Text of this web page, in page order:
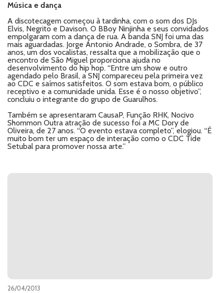
Música e dança
A discotecagem começou à tardinha, com o som dos DJs
Elvis, Negrito e Davison. O BBoy Ninjinha e seus convidados
empolgaram com a dança de rua. A banda SNJ foi uma das
mais aguardadas. Jorge Antonio Andrade, o Sombra, de 37
anos, um dos vocalistas, ressalta que a mobilização que o
encontro de São Miguel proporciona ajuda no
desenvolvimento do hip hop. “Entre um show e outro
agendado pelo Brasil, a SNJ compareceu pela primeira vez
ao CDC e saímos satisfeitos. O som estava bom, o público
receptivo e a comunidade unida. Esse é o nosso objetivo”,
concluiu o integrante do grupo de Guarulhos.
Também se apresentaram CausaP, Função RHK, Nocivo
Shommon Outra atração de sucesso foi a MC Dory de
Oliveira, de 27 anos. “O evento estava completo”, elogiou. “É
muito bom ter um espaço de interação como o CDC Tide
Setubal para promover nossa arte.”
26/04/2013